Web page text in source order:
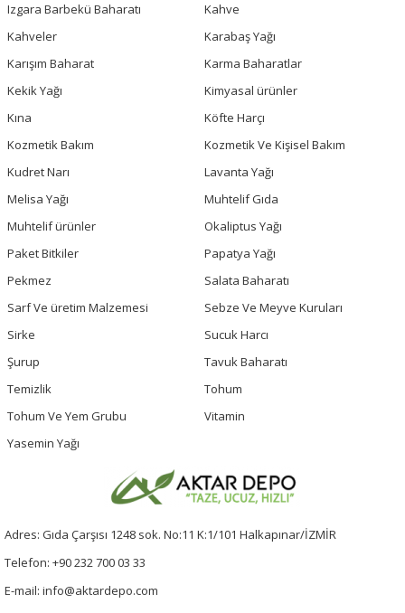
Izgara Barbekü Baharatı
Kahve
Kahveler
Karabaş Yağı
Karışım Baharat
Karma Baharatlar
Kekik Yağı
Kimyasal ürünler
Kına
Köfte Harçı
Kozmetik Bakım
Kozmetik Ve Kişisel Bakım
Kudret Narı
Lavanta Yağı
Melisa Yağı
Muhtelif Gıda
Muhtelif ürünler
Okaliptus Yağı
Paket Bitkiler
Papatya Yağı
Pekmez
Salata Baharatı
Sarf Ve üretim Malzemesi
Sebze Ve Meyve Kuruları
Sirke
Sucuk Harcı
Şurup
Tavuk Baharatı
Temizlik
Tohum
Tohum Ve Yem Grubu
Vitamin
Yasemin Yağı
Adres: Gıda Çarşısı 1248 sok. No:11 K:1/101 Halkapınar/İZMİR
Telefon: +90 232 700 03 33
E-mail: info@aktardepo.com